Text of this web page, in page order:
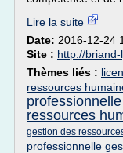
Lire la suite
Date: 2016-12-24
Site : http://
Thèmes liés :
ressources
ressources
gestion des
professionnelle